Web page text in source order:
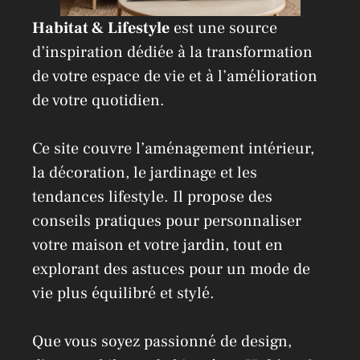
Habitat & Lifestyle est une source
d’inspiration dédiée à la transformation
de votre espace de vie et à l’amélioration
de votre quotidien.
Ce site couvre l’aménagement intérieur,
la décoration, le jardinage et les
tendances lifestyle. Il propose des
conseils pratiques pour personnaliser
votre maison et votre jardin, tout en
explorant des astuces pour un mode de
vie plus équilibré et stylé.
Que vous soyez passionné de design,